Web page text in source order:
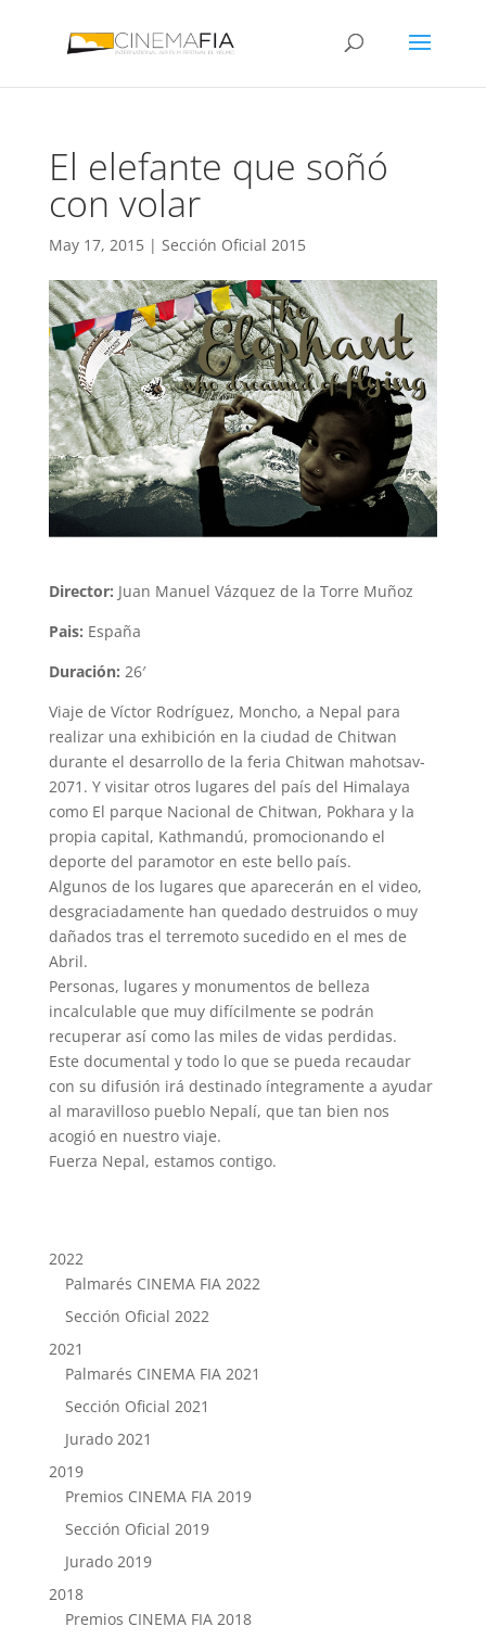
El elefante que soñó
con volar
May 17, 2015| Sección Oficial 2015
Director: Juan Manuel Vázquez de la Torre Muñoz
Pais: España
Duración: 26′
Viaje de Víctor Rodríguez, Moncho, a Nepal para
realizar una exhibición en la ciudad de Chitwan
durante el desarrollo de la feria Chitwan mahotsav-
2071. Y visitar otros lugares del país del Himalaya
como El parque Nacional de Chitwan, Pokhara y la
propia capital, Kathmandú, promocionando el
deporte del paramotor en este bello país.
Algunos de los lugares que aparecerán en el video,
desgraciadamente han quedado destruidos o muy
dañados tras el terremoto sucedido en el mes de
Abril.
Personas, lugares y monumentos de belleza
incalculable que muy difícilmente se podrán
recuperar así como las miles de vidas perdidas.
Este documental y todo lo que se pueda recaudar
con su difusión irá destinado íntegramente a ayudar
al maravilloso pueblo Nepalí, que tan bien nos
acogió en nuestro viaje.
Fuerza Nepal, estamos contigo.
2022
Palmarés CINEMA FIA 2022
Sección Oficial 2022
2021
Palmarés CINEMA FIA 2021
Sección Oficial 2021
Jurado 2021
2019
Premios CINEMA FIA 2019
Sección Oficial 2019
Jurado 2019
2018
Premios CINEMA FIA 2018